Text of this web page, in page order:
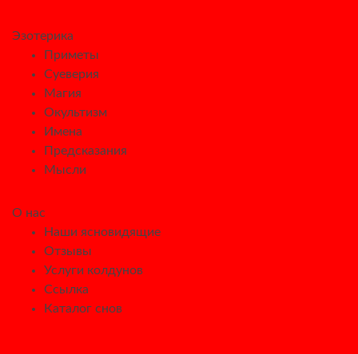
Эзотерика
Приметы
Суеверия
Магия
Окультизм
Имена
Предсказания
Мысли
О нас
Наши ясновидящие
Отзывы
Услуги колдунов
Ссылка
Каталог снов